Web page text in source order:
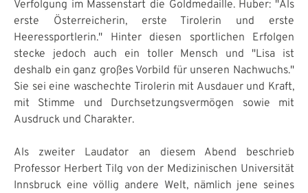
Verfolgung im Massenstart die Goldmedaille. Huber: "Als
erste Österreicherin, erste Tirolerin und erste
Heeressportlerin." Hinter diesen sportlichen Erfolgen
stecke jedoch auch ein toller Mensch und "Lisa ist
deshalb ein ganz großes Vorbild für unseren Nachwuchs."
Sie sei eine waschechte Tirolerin mit Ausdauer und Kraft,
mit Stimme und Durchsetzungsvermögen sowie mit
Ausdruck und Charakter.
Als zweiter Laudator an diesem Abend beschrieb
Professor Herbert Tilg von der Medizinischen Universität
Innsbruck eine völlig andere Welt, nämlich jene seines